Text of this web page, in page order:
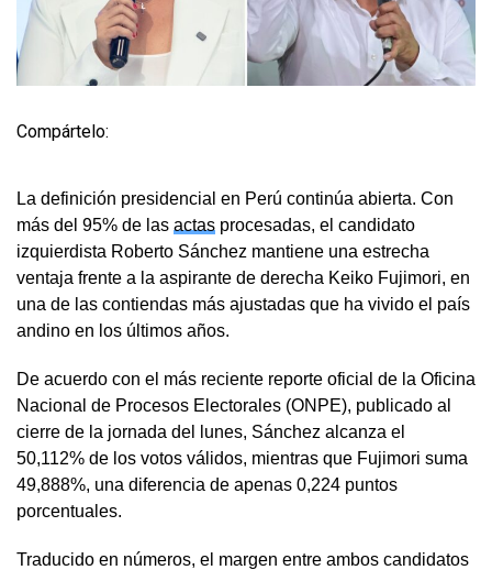
Compártelo:
La definición presidencial en Perú continúa abierta. Con
más del 95% de las actas procesadas, el candidato
izquierdista Roberto Sánchez mantiene una estrecha
ventaja frente a la aspirante de derecha Keiko Fujimori, en
una de las contiendas más ajustadas que ha vivido el país
andino en los últimos años.
De acuerdo con el más reciente reporte oficial de la Oficina
Nacional de Procesos Electorales (ONPE), publicado al
cierre de la jornada del lunes, Sánchez alcanza el
50,112% de los votos válidos, mientras que Fujimori suma
49,888%, una diferencia de apenas 0,224 puntos
porcentuales.
Traducido en números, el margen entre ambos candidatos